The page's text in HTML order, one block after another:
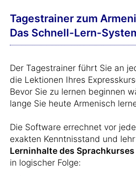
Tagestrainer zum
Das Schnell-Lern-
Der Tagestrainer führt Sie an
die Lektionen Ihres
Bevor Sie zu lernen beginnen
lange Sie heute Armenisch
Die Software errechnet vor
exakten Kenntnisstand und
Lerninhalte des Sprachkurses
in logischer Folge: